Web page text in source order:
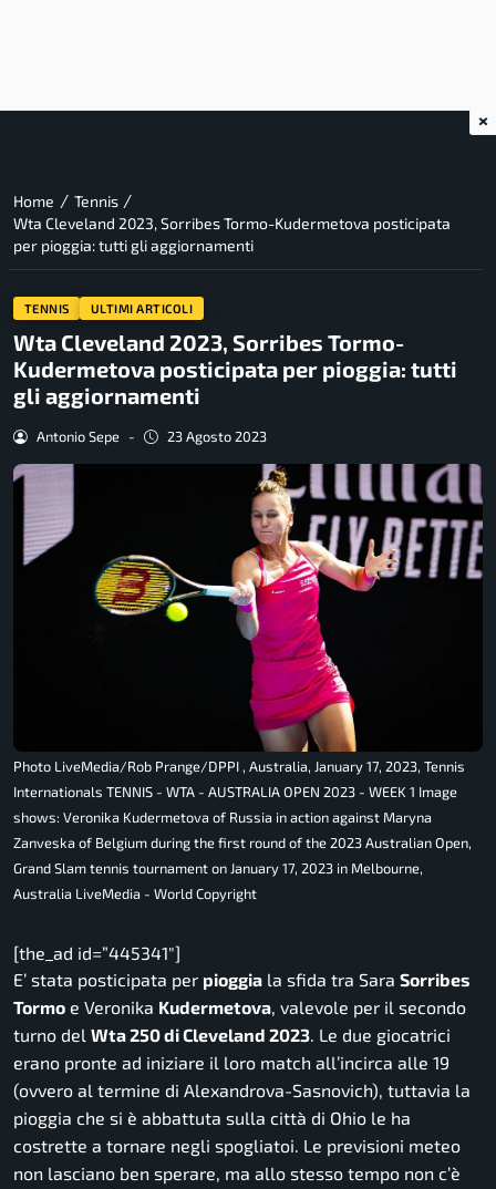
Home / Tennis /
Wta Cleveland 2023, Sorribes Tormo-Kudermetova posticipata
per pioggia: tutti gli aggiornamenti
TENNIS ULTIMI ARTICOLI
Wta Cleveland 2023, Sorribes Tormo-
Kudermetova posticipata per pioggia: tutti
gli aggiornamenti
Antonio Sepe - 23 Agosto 2023
Photo LiveMedia/Rob Prange/DPPI , Australia, January 17, 2023, Tennis
Internationals TENNIS - WTA - AUSTRALIA OPEN 2023 - WEEK 1 Image
shows: Veronika Kudermetova of Russia in action against Maryna
Zanveska of Belgium during the first round of the 2023 Australian Open,
Grand Slam tennis tournament on January 17, 2023 in Melbourne,
Australia LiveMedia - World Copyright
[the_ad id=”445341″]
E’ stata posticipata per pioggia la sfida tra Sara Sorribes
Tormo e Veronika Kudermetova, valevole per il secondo
turno del Wta 250 di Cleveland 2023. Le due giocatrici
erano pronte ad iniziare il loro match all’incirca alle 19
(ovvero al termine di Alexandrova-Sasnovich), tuttavia la
pioggia che si è abbattuta sulla città di Ohio le ha
costrette a tornare negli spogliatoi. Le previsioni meteo
non lasciano ben sperare, ma allo stesso tempo non c’è
×